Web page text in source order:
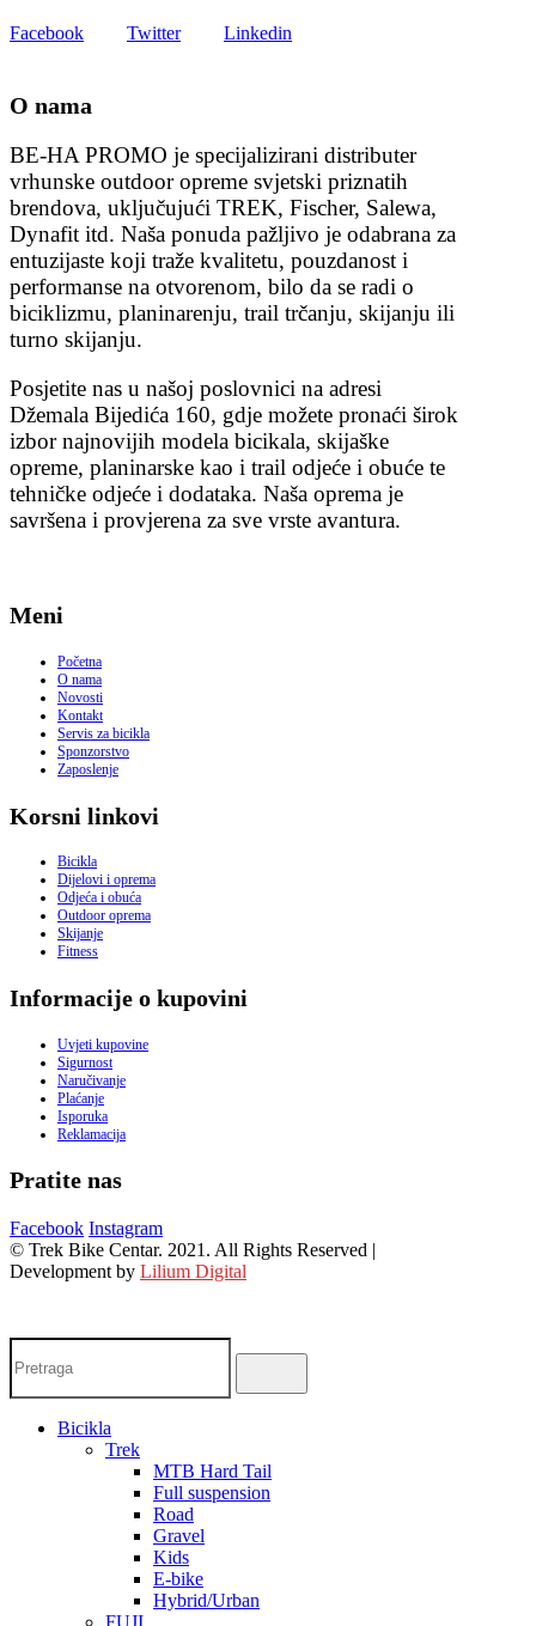
Facebook Twitter Linkedin
O nama
BE-HA PROMO je specijalizirani distributer
vrhunske outdoor opreme svjetski priznatih
brendova, uključujući TREK, Fischer, Salewa,
Dynafit itd. Naša ponuda pažljivo je odabrana za
entuzijaste koji traže kvalitetu, pouzdanost i
performanse na otvorenom, bilo da se radi o
biciklizmu, planinarenju, trail trčanju, skijanju ili
turno skijanju.
Posjetite nas u našoj poslovnici na adresi
Džemala Bijedića 160, gdje možete pronaći širok
izbor najnovijih modela bicikala, skijaške
opreme, planinarske kao i trail odjeće i obuće te
tehničke odjeće i dodataka. Naša oprema je
savršena i provjerena za sve vrste avantura.
Meni
Početna
O nama
Novosti
Kontakt
Servis za bicikla
Sponzorstvo
Zaposlenje
Korsni linkovi
Bicikla
Dijelovi i oprema
Odjeća i obuća
Outdoor oprema
Skijanje
Fitness
Informacije o kupovini
Uvjeti kupovine
Sigurnost
Naručivanje
Plaćanje
Isporuka
Reklamacija
Pratite nas
Facebook Instagram
© Trek Bike Centar. 2021. All Rights Reserved |
Development by Lilium Digital
Bicikla
Trek
MTB Hard Tail
Full suspension
Road
Gravel
Kids
E-bike
Hybrid/Urban
FUJI